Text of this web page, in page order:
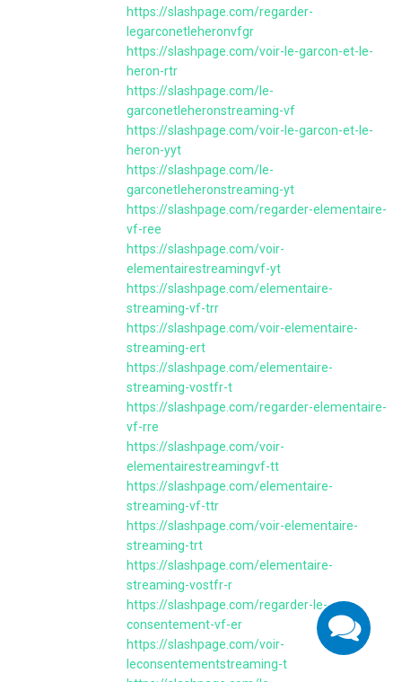
https://slashpage.com/regarder-
legarconetleheronvfgr
https://slashpage.com/voir-le-garcon-et-le-
heron-rtr
https://slashpage.com/le-
garconetleheronstreaming-vf
https://slashpage.com/voir-le-garcon-et-le-
heron-yyt
https://slashpage.com/le-
garconetleheronstreaming-yt
https://slashpage.com/regarder-elementaire-
vf-ree
https://slashpage.com/voir-
elementairestreamingvf-yt
https://slashpage.com/elementaire-
streaming-vf-trr
https://slashpage.com/voir-elementaire-
streaming-ert
https://slashpage.com/elementaire-
streaming-vostfr-t
https://slashpage.com/regarder-elementaire-
vf-rre
https://slashpage.com/voir-
elementairestreamingvf-tt
https://slashpage.com/elementaire-
streaming-vf-ttr
https://slashpage.com/voir-elementaire-
streaming-trt
https://slashpage.com/elementaire-
streaming-vostfr-r
https://slashpage.com/regarder-le-
consentement-vf-er
https://slashpage.com/voir-
leconsentementstreaming-t